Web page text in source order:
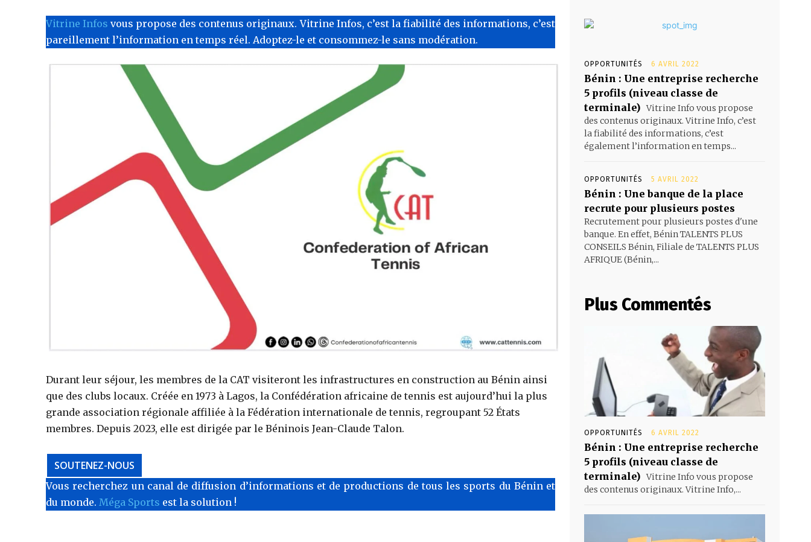
Vitrine Infos vous propose des contenus originaux. Vitrine Infos, c’est la fiabilité des informations, c’est
pareillement l’information en temps réel. Adoptez-le et consommez-le sans modération.
Durant leur séjour, les membres de la CAT visiteront les infrastructures en construction au Bénin ainsi
que des clubs locaux. Créée en 1973 à Lagos, la Confédération africaine de tennis est aujourd’hui la plus
grande association régionale affiliée à la Fédération internationale de tennis, regroupant 52 États
membres. Depuis 2023, elle est dirigée par le Béninois Jean-Claude Talon.
SOUTENEZ-NOUS
Vous recherchez un canal de diffusion d’informations et de productions de tous les sports du Bénin et
du monde. Méga Sports est la solution !
OPPORTUNITÉS 6 AVRIL 2022
Bénin : Une entreprise recherche
5 profils (niveau classe de
terminale) Vitrine Info vous propose
des contenus originaux. Vitrine Info, c’est
la fiabilité des informations, c’est
également l’information en temps...
OPPORTUNITÉS 5 AVRIL 2022
Bénin : Une banque de la place
recrute pour plusieurs postes
Recrutement pour plusieurs postes d'une
banque. En effet, Bénin TALENTS PLUS
CONSEILS Bénin, Filiale de TALENTS PLUS
AFRIQUE (Bénin,...
Plus Commentés
OPPORTUNITÉS 6 AVRIL 2022
Bénin : Une entreprise recherche
5 profils (niveau classe de
terminale) Vitrine Info vous propose
des contenus originaux. Vitrine Info,...